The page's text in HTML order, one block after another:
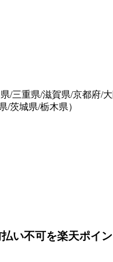
/三重県/滋賀県/京都府/
/茨城県/栃木県）
い不可を楽天ポイ